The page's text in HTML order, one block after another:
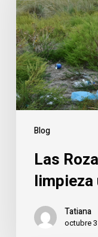
Blog
otro
lado
de
la
limpieza
urbana
Las
limpieza
Tatiana
octubre